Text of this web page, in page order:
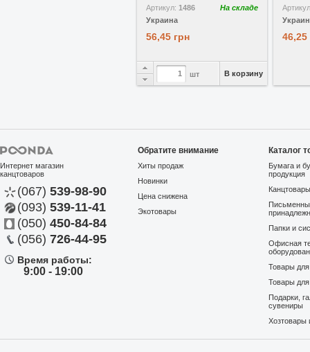
Артикул: 1486
На складе
Украина
56,45 грн
шт В корзину
46,25
В избранное
Интернет магазин
канцтоваров
(067) 539-98-90
(093) 539-11-41
(050) 450-84-84
(056) 726-44-95
Время работы:
9:00 - 19:00
Обратите внимание
Хиты продаж
Новинки
Цена снижена
Экотовары
Каталог
Бумага и
продукция
Папки и
Офисная
Товары
Товары
Подарки,
сувениры
Хозтовары